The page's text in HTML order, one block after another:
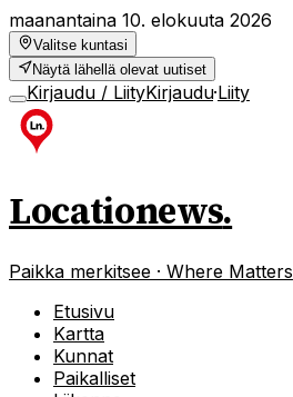
maanantaina 10. elokuuta 2026
Valitse kuntasi
Näytä lähellä olevat uutiset
Kirjaudu / LiityKirjaudu·Liity
Locationews.
Paikka merkitsee · Where Matters
Etusivu
Kartta
Kunnat
Paikalliset